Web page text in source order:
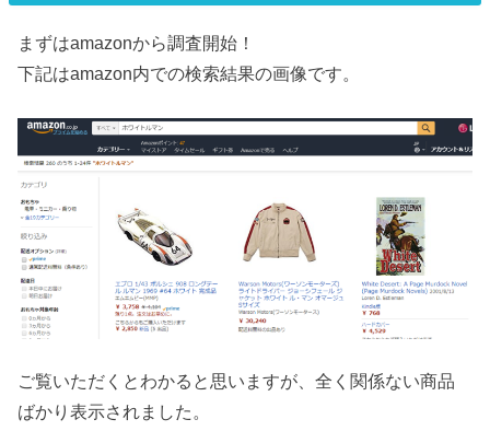
まずはamazonから調査開始！
下記はamazon内での検索結果の画像です。
ご覧いただくとわかると思いますが、全く関係ない商品
ばかり表示されました。